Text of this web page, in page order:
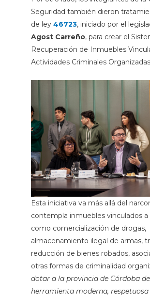
Seguridad también dieron
de ley 46723, iniciado por el
Agost Carreño, para crear el
Recuperación de Inmuebles
Actividades Criminales
Esta iniciativa va más allá del
contempla inmuebles vinculados a
como comercialización de drogas,
almacenamiento ilegal de armas,
reducción de bienes robados,
otras formas de criminalidad
dotar a la provincia de Córdoba
herramienta moderna, respetuosa